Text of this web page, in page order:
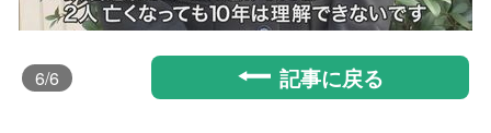
6/6 記事に戻る